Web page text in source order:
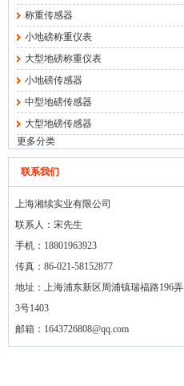
称重传感器
小地磅称重仪表
大型地磅称重仪表
小地磅传感器
中型地磅传感器
大型地磅传感器
更多分类
联系我们
上海湘续实业有限公司
联系人：宋先生
手机：18801963923
传真：86-021-58152877
地址：上海浦东新区周浦镇瑞福路196弄
3号1403
邮箱： 1643726808@qq.com